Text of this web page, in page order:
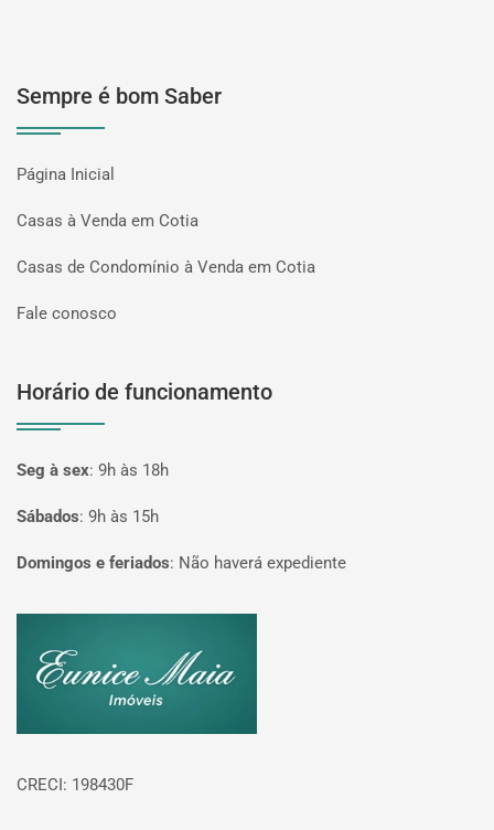
Sempre é bom Saber
Página Inicial
Casas à Venda em Cotia
Casas de Condomínio à Venda em Cotia
Fale conosco
Horário de funcionamento
Seg à sex: 9h às 18h
Sábados: 9h às 15h
Domingos e feriados: Não haverá expediente
CRECI: 198430F